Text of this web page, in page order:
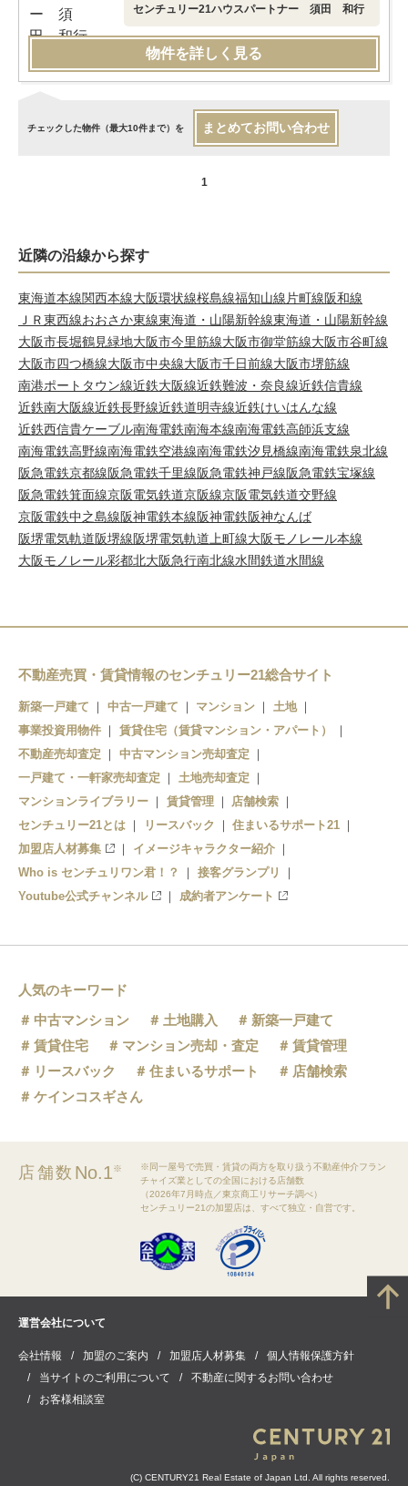
センチュリー21ハウスパートナー 須田 和行
物件を詳しく見る
チェックした物件（最大10件まで）を まとめてお問い合わせ
1
近隣の沿線から探す
東海道本線関西本線大阪環状線桜島線福知山線片町線阪和線
ＪＲ東西線おおさか東線東海道・山陽新幹線東海道・山陽新幹線
大阪市長堀鶴見緑地大阪市今里筋線大阪市御堂筋線大阪市谷町線
大阪市四つ橋線大阪市中央線大阪市千日前線大阪市堺筋線
南港ポートタウン線近鉄大阪線近鉄難波・奈良線近鉄信貴線
近鉄南大阪線近鉄長野線近鉄道明寺線近鉄けいはんな線
近鉄西信貴ケーブル南海電鉄南海本線南海電鉄高師浜支線
南海電鉄高野線南海電鉄空港線南海電鉄汐見橋線南海電鉄泉北線
阪急電鉄京都線阪急電鉄千里線阪急電鉄神戸線阪急電鉄宝塚線
阪急電鉄箕面線京阪電気鉄道京阪線京阪電気鉄道交野線
京阪電鉄中之島線阪神電鉄本線阪神電鉄阪神なんば
阪堺電気軌道阪堺線阪堺電気軌道上町線大阪モノレール本線
大阪モノレール彩都北大阪急行南北線水間鉄道水間線
不動産売買・賃貸情報のセンチュリー21総合サイト
新築一戸建て 中古一戸建て マンション
土地
事業投資用物件
賃貸住宅（賃貸マンション・アパート）
不動産売却査定
中古マンション売却査定
一戸建て・一軒家売却査定
土地売却査定
マンションライブラリー
賃貸管理
店舗検索
センチュリー21とは
リースバック
住まいるサポート21
加盟店人材募集
イメージキャラクター紹介
Who is センチュリワン君！？
接客グランプリ
Youtube公式チャンネル
成約者アンケート
人気のキーワード
中古マンション
土地購入
新築一戸建て
賃貸住宅
マンション売却・査定
賃貸管理
リースバック
住まいるサポート
店舗検索
ケインコスギさん
店舗数 No.1※
※同一屋号で売買・賃貸の両方を取り扱う不動産仲介フラン
チャイズ業としての全国における店舗数
（2026年7月時点／東京商工リサーチ調べ）
センチュリー21の加盟店は、すべて独立・自営です。
運営会社について
会社情報 加盟のご案内 加盟店人材募集
個人情報保護方針
当サイトのご利用について
不動産に関するお問い合わせ
お客様相談室
(C) CENTURY21 Real Estate of Japan Ltd. All rights reserved.